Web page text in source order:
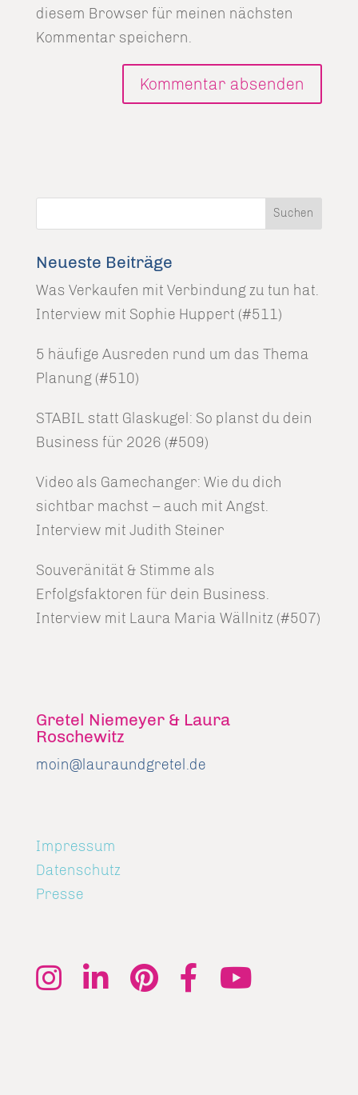
diesem Browser für meinen nächsten
Kommentar speichern.
Neueste Beiträge
Was Verkaufen mit Verbindung zu tun hat.
Interview mit Sophie Huppert (#511)
5 häufige Ausreden rund um das Thema
Planung (#510)
STABIL statt Glaskugel: So planst du dein
Business für 2026 (#509)
Video als Gamechanger: Wie du dich
sichtbar machst – auch mit Angst.
Interview mit Judith Steiner
Souveränität & Stimme als
Erfolgsfaktoren für dein Business.
Interview mit Laura Maria Wällnitz (#507)
Gretel Niemeyer & Laura
Roschewitz
moin@lauraundgretel.de
Impressum
Datenschutz
Presse